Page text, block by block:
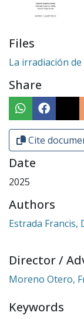
Files
La irradiación
Share
Cite
Date
2025
Authors
Estrada Francis,
Director /
Moreno Otero,
Keywords